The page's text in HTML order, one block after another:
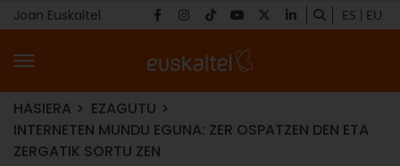
Joan Euskaltel ES EU
HASIERA
EZAGUTU
INTERNETEN MUNDU EGUNA: ZER OSPATZEN DEN ETA
ZERGATIK SORTU ZEN